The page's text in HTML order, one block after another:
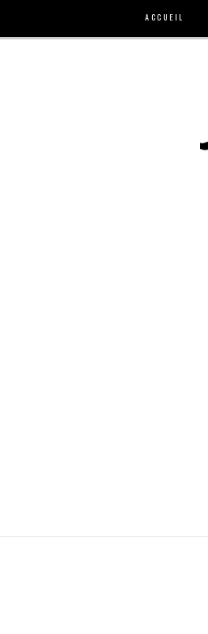
ACCUEIL